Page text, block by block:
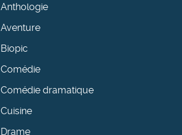
Anthologie
Aventure
Biopic
Comédie
Comédie dramatique
Cuisine
Drame